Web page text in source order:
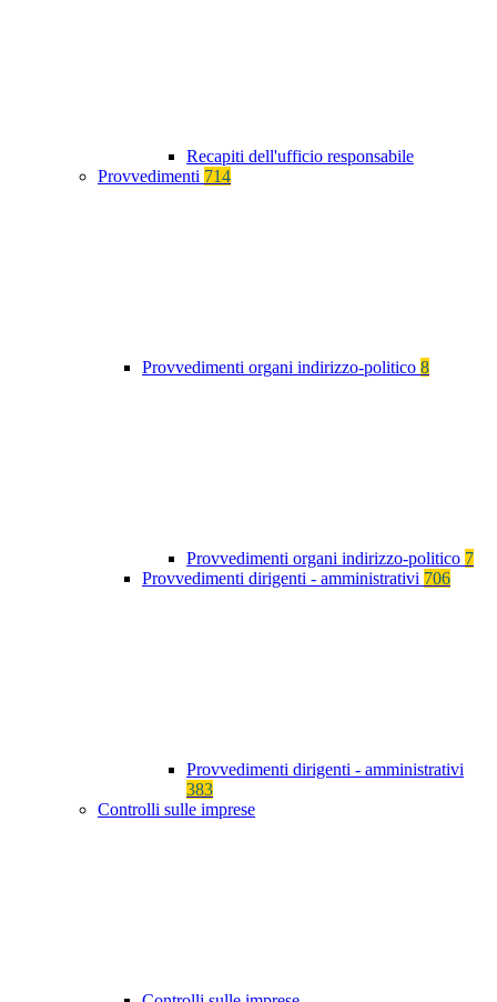
Recapiti dell'ufficio responsabile
Provvedimenti 714
Provvedimenti organi indirizzo-politico 8
Provvedimenti organi indirizzo-politico 7
Provvedimenti dirigenti - amministrativi 706
Provvedimenti dirigenti - amministrativi
383
Controlli sulle imprese